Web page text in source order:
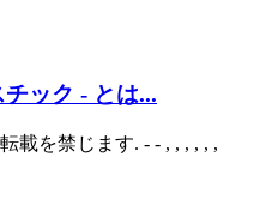
ック - とは...
載を禁じます. - - , , , , , ,